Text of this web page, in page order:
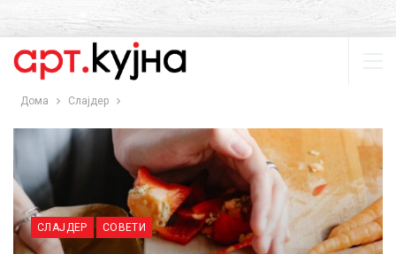
Дома Слајдер
СЛАЈДЕР СОВЕТИ